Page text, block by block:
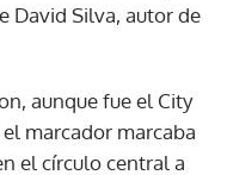
David Silva, autor de
aunque fue el City
marcador marcaba
el círculo central a